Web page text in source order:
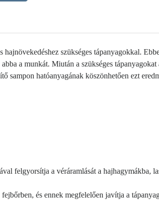
szükséges tápanyagokkal.
a munkát. Miután a szükséges tápanyagokat
hatóanyagának köszönhetően ezt
felgyorsítja a véráramlását a hajhagymákba,
és ennek megfelelően javítja a